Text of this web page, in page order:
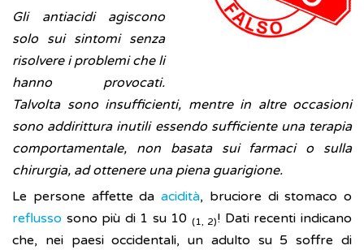
Gli antiacidi agiscono
solo sui sintomi senza
risolvere i problemi che li
hanno provocati.
Talvolta sono insufficienti, mentre in altre occasioni
sono addirittura inutili essendo sufficiente una terapia
comportamentale, non basata sui farmaci o sulla
chirurgia, ad ottenere una piena guarigione.
Le persone affette da acidità, bruciore di stomaco o
reflusso sono più di 1 su 10 (1, 2)! Dati recenti indicano
che, nei paesi occidentali, un adulto su 5 soffre di